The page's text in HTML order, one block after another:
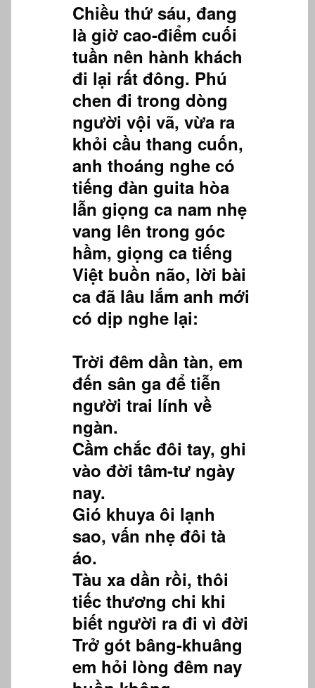
Chiều thứ sáu, đang
là giờ cao-điểm cuối
tuần nên hành khách
đi lại rất đông. Phú
chen đi trong dòng
người vội vã, vừa ra
khỏi cầu thang cuốn,
anh thoáng nghe có
tiếng đàn guita hòa
lẫn giọng ca nam nhẹ
vang lên trong góc
hầm, giọng ca tiếng
Việt buồn não, lời bài
ca đã lâu lắm anh mới
có dịp nghe lại:
Trời đêm dần tàn, em
đến sân ga để tiễn
người trai lính về
ngàn.
Cầm chắc đôi tay, ghi
vào đời tâm-tư ngày
nay.
Gió khuya ôi lạnh
sao, vấn nhẹ đôi tà
áo.
Tàu xa dần rồi, thôi
tiếc thương chi khi
biết người ra đi vì đời
Trở gót bâng-khuâng
em hỏi lòng đêm nay